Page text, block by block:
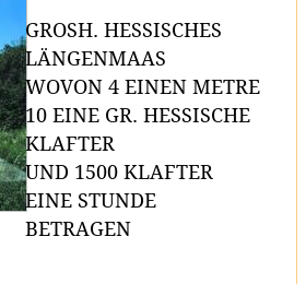
GROSH. HESSISCHES
LÄNGENMAAS
WOVON 4 EINEN METRE
10 EINE GR. HESSISCHE
KLAFTER
UND 1500 KLAFTER
EINE STUNDE
BETRAGEN